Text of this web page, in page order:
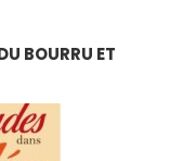
BOURRU ET